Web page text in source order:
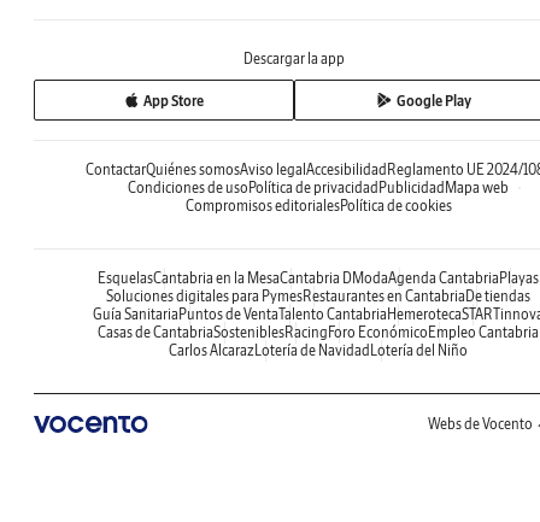
Descargar la app
App Store Google Play
ContactarQuiénes somosAviso legal Accesibilidad Reglamento UE 2024/
Condiciones de uso Política de privacidad Publicidad Mapa web
Compromisos editorialesPolítica de cookies
EsquelasCantabria en la MesaCantabria DModaAgenda Cantabria Playas
Soluciones digitales para PymesRestaurantes en Cantabria De tiendas
Guía Sanitaria Puntos de VentaTalento Cantabria Hemeroteca
Casas de CantabriaSosteniblesRacing Foro Económico Empleo Cantabria
Carlos AlcarazLotería de Navidad Lotería del Niño
Webs de Vocento